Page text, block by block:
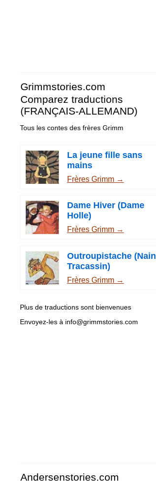
Grimmstories.com
Comparez traductions
(FRANÇAIS-ALLEMAND)
Tous les contes des frères Grimm
La jeune fille sans
mains
Frères Grimm →
Dame Hiver (Dame
Holle)
Frères Grimm →
Outroupistache (Nain
Tracassin)
Frères Grimm →
Plus de traductions sont bienvenues
Envoyez-les à info@grimmstories.com
Andersenstories.com